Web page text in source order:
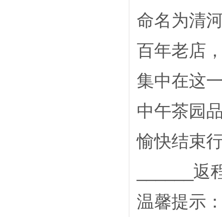
命名为清
百年老店
集中在这
中午茶园
愉快结束
______
温馨提示